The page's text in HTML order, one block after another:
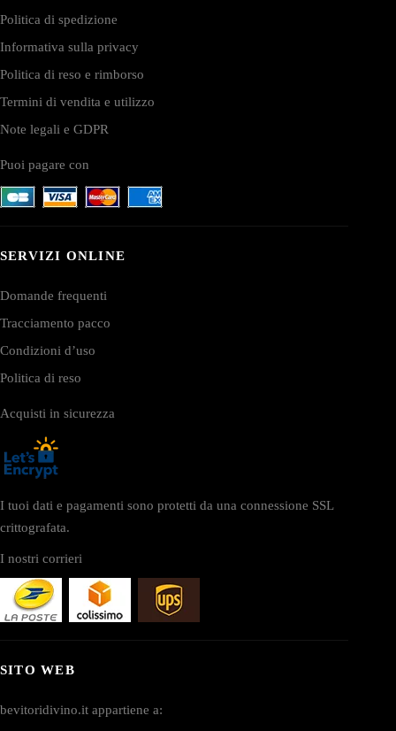
Politica di spedizione
Informativa sulla privacy
Politica di reso e rimborso
Termini di vendita e utilizzo
Note legali e GDPR
Puoi pagare con
SERVIZI ONLINE
Domande frequenti
Tracciamento pacco
Condizioni d’uso
Politica di reso
Acquisti in sicurezza
I tuoi dati e pagamenti sono protetti da una connessione SSL
crittografata.
I nostri corrieri
SITO WEB
bevitoridivino.it appartiene a: